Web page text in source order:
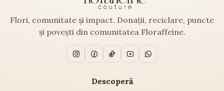
Flori, comunitate și impact. Donații, reciclare, puncte
și povești din comunitatea Floraffeine.
Descoperă